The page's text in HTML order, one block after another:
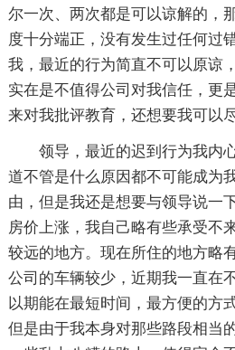
尔一次、两次都是可以谅解的，
度十分端正，没有发生过任何过
我，最近的行为简直不可以原谅
实在是不值得公司对我信任，更
来对我批评教育，还想要我可以
领导，最近的迟到行为我内
道不管是什么原因都不可能成为
由，但是我还是想要与领导说一
房价上涨，我自己略有些承受不
较远的地方。现在所住的地方略
公司的车辆较少，近期我一直在
以期能在最短时间，最方便的方
但是由于我本身对那些路段相当